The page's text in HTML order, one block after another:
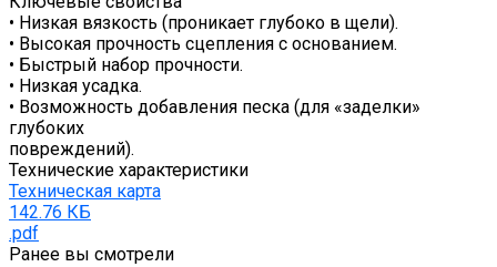
• Низкая вязкость (проникает глубоко в щели).
• Высокая прочность сцепления с основанием.
• Быстрый набор прочности.
• Низкая усадка.
• Возможность добавления песка (для «заделки»
глубоких
повреждений).
Технические характеристики
Техническая карта
142.76 КБ
.pdf
Ранее вы смотрели